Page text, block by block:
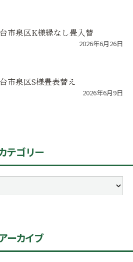
市泉区K様縁なし畳入替
2026年6月26日
市泉区S様畳表替え
2026年6月9日
テゴリー
ーカイブ